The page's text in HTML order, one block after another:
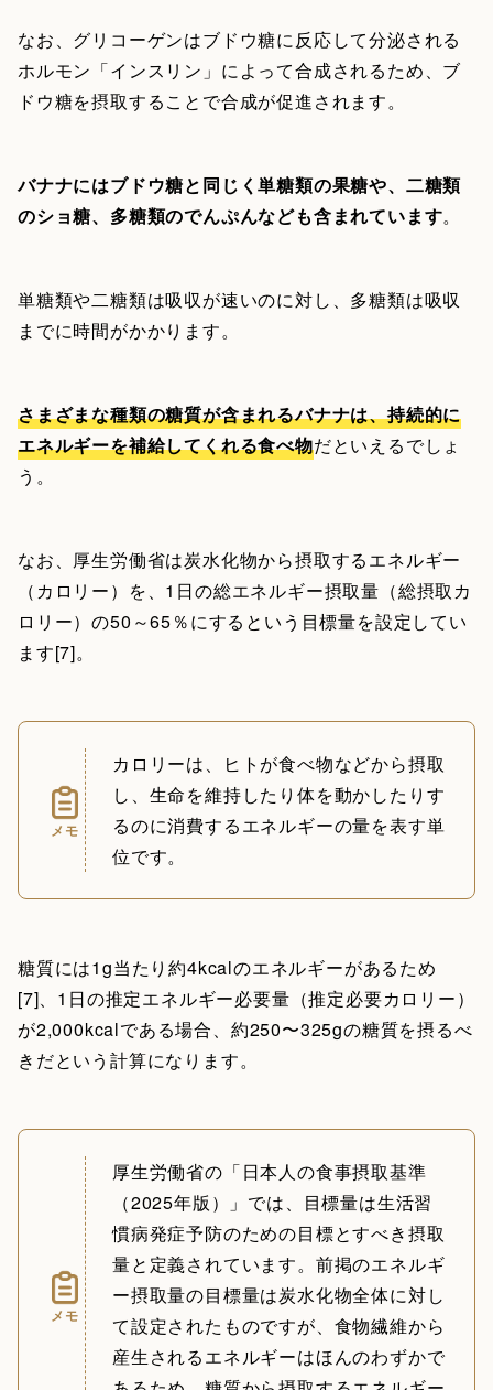
なお、グリコーゲンはブドウ糖に反応して分泌される
ホルモン「インスリン」によって合成されるため、ブ
ドウ糖を摂取することで合成が促進されます。
バナナにはブドウ糖と同じく単糖類の果糖や、二糖類
のショ糖、多糖類のでんぷんなども含まれています。
単糖類や二糖類は吸収が速いのに対し、多糖類は吸収
までに時間がかかります。
さまざまな種類の糖質が含まれるバナナは、持続的に
エネルギーを補給してくれる食べ物だといえるでしょ
う。
なお、厚生労働省は炭水化物から摂取するエネルギー
（カロリー）を、1日の総エネルギー摂取量（総摂取カ
ロリー）の50～65％にするという目標量を設定してい
ます[7]。
メモ
カロリーは、ヒトが食べ物などから摂取
し、生命を維持したり体を動かしたりす
るのに消費するエネルギーの量を表す単
位です。
糖質には1g当たり約4kcalのエネルギーがあるため
[7]、1日の推定エネルギー必要量（推定必要カロリー）
が2,000kcalである場合、約250〜325gの糖質を摂るべ
きだという計算になります。
メモ
厚生労働省の「日本人の食事摂取基準
（2025年版）」では、目標量は生活習
慣病発症予防のための目標とすべき摂取
量と定義されています。前掲のエネルギ
ー摂取量の目標量は炭水化物全体に対し
て設定されたものですが、食物繊維から
産生されるエネルギーはほんのわずかで